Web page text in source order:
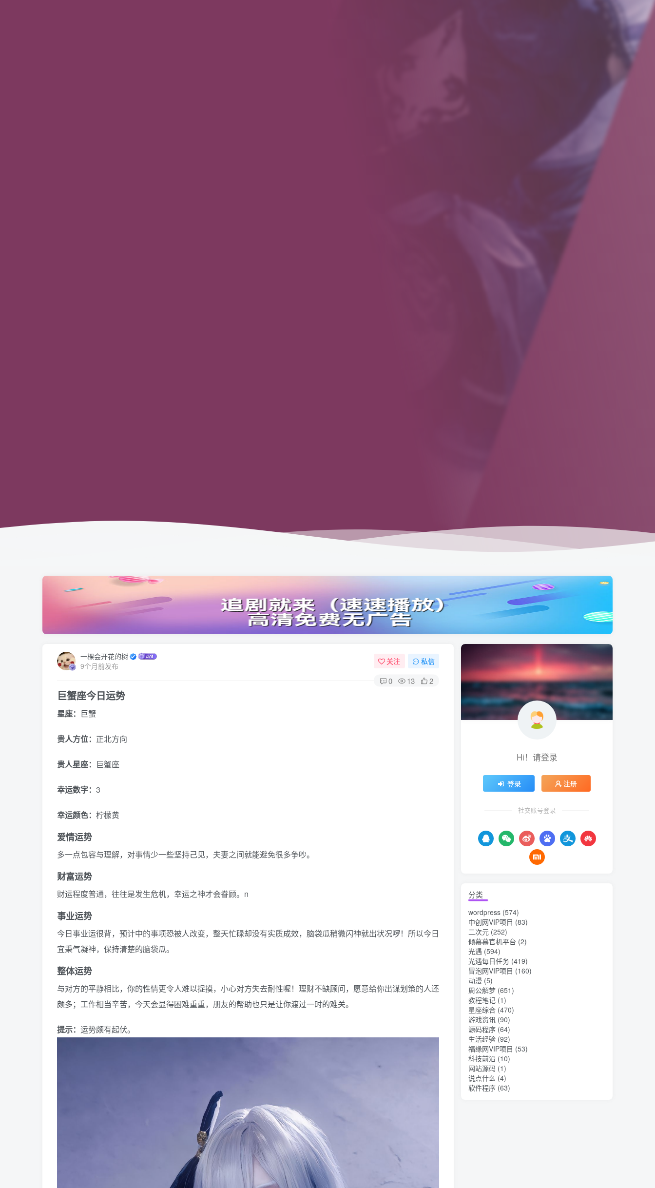
一棵会开花的树
9个月前发布
关注 私信
0 13 2
巨蟹座今日运势
星座： 巨蟹
贵人方位： 正北方向
贵人星座： 巨蟹座
幸运数字： 3
幸运颜色： 柠檬黄
爱情运势
多一点包容与理解，对事情少一些坚持己见，夫妻之间就能避免很多争吵。
财富运势
财运程度普通，往往是发生危机，幸运之神才会眷顾。n
事业运势
今日事业运很背，预计中的事项恐被人改变，整天忙碌却没有实质成效，脑袋瓜稍微闪神就出状况啰！所以今日
宜秉气凝神，保持清楚的脑袋瓜。
整体运势
与对方的平静相比，你的性情更令人难以捉摸，小心对方失去耐性喔！理财不缺顾问，愿意给你出谋划策的人还
颇多；工作相当辛苦，今天会显得困难重重，朋友的帮助也只是让你渡过一时的难关。
提示： 运势颇有起伏。
Hi！请登录
登录 注册
社交账号登录
分类
wordpress (574)
中创网VIP项目 (83)
二次元 (252)
倾慕慕官机平台 (2)
光遇 (594)
光遇每日任务 (419)
冒泡网VIP项目 (160)
动漫 (5)
周公解梦 (651)
教程笔记 (1)
星座综合 (470)
游戏资讯 (90)
源码程序 (64)
生活经验 (92)
福缘网VIP项目 (53)
科技前沿 (10)
网站源码 (1)
说点什么 (4)
软件程序 (63)